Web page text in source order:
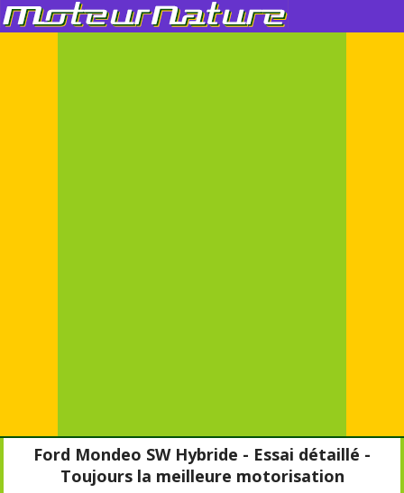
Ford Mondeo SW Hybride - Essai détaillé -
Toujours la meilleure motorisation